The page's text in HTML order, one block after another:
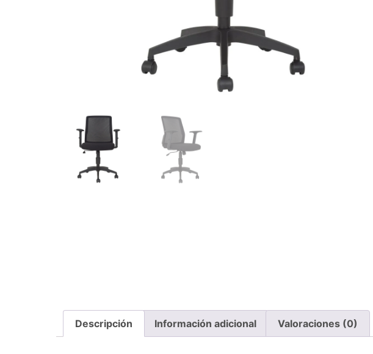
Descripción Información adicional Valoraciones (0)